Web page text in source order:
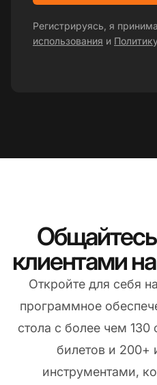
Регистрируясь, я
использования и
клиентами
Откройте для себя
программное
стола с более чем
билетов и 200+
инструментами,